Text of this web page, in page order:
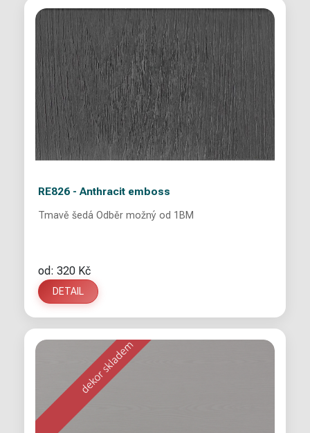
RE826 - Anthracit emboss
Tmavě šedá Odběr možný od 1BM
od: 320 Kč
DETAIL